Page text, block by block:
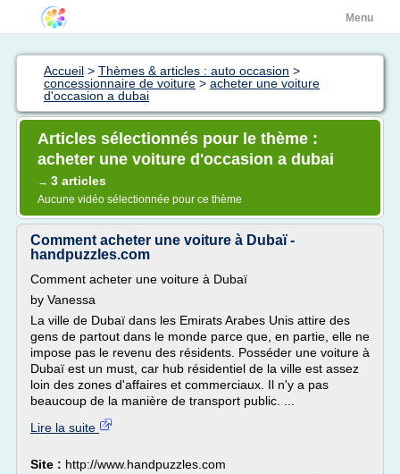
Menu
Accueil > Thèmes & articles : auto occasion >
concessionnaire de voiture > acheter une voiture
d'occasion a dubai
Articles sélectionnés pour le thème :
acheter une voiture d'occasion a dubai
→ 3 articles
Aucune vidéo sélectionnée pour ce thème
Comment acheter une voiture à Dubaï -
handpuzzles.com
Comment acheter une voiture à Dubaï
by Vanessa
La ville de Dubaï dans les Emirats Arabes Unis attire des
gens de partout dans le monde parce que, en partie, elle ne
impose pas le revenu des résidents. Posséder une voiture à
Dubaï est un must, car hub résidentiel de la ville est assez
loin des zones d'affaires et commerciaux. Il n'y a pas
beaucoup de la manière de transport public. ...
Lire la suite
Site : http://www.handpuzzles.com